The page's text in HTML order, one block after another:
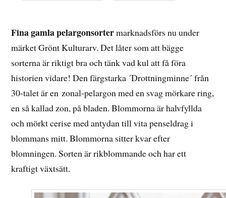
2016
Fina gamla pelargonsortermarknadsförs nu under
märket Grönt Kulturarv. Det låter som att bägge
sorterna är riktigt bra och tänk vad kul att få föra
historien vidare! Den färgstarka ´Drottningminne´ från
30-talet är en zonal-pelargon med en svag mörkare ring,
en så kallad zon, på bladen. Blommorna är halvfyllda
och mörkt cerise med antydan till vita penseldrag i
blommans mitt. Blommorna sitter kvar efter
blomningen. Sorten är rikblommande och har ett
kraftigt växtsätt.